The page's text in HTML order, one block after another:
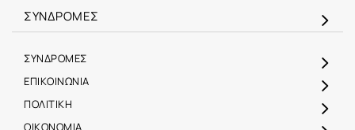
ΣΥΝΔΡΟΜΕΣ
ΣΥΝΔΡΟΜΕΣ
ΕΠΙΚΟΙΝΩΝΙΑ
ΠΟΛΙΤΙΚΗ
ΟΙΚΟΝΟΜΙΑ